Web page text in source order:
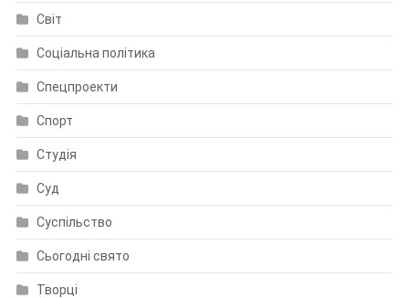
Світ
Соціальна політика
Спецпроекти
Спорт
Студія
Суд
Суспільство
Сьогодні свято
Творці